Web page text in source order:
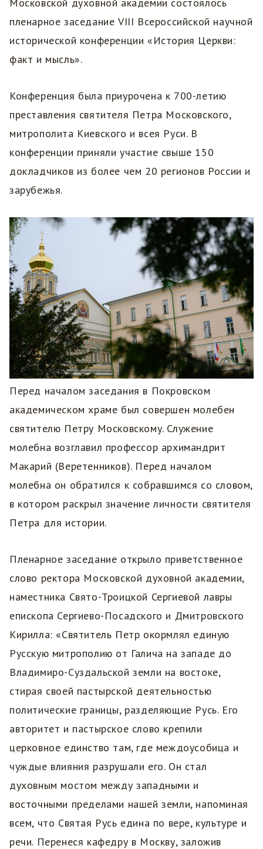
пленарное заседание VIII Всероссийской научной
исторической конференции «История Церкви:
факт и мысль».
Конференция была приурочена к 700-летию
преставления святителя Петра Московского,
митрополита Киевского и всея Руси. В
конференции приняли участие свыше 150
докладчиков из более чем 20 регионов России и
зарубежья.
Перед началом заседания в Покровском
академическом храме был совершен молебен
святителю Петру Московскому. Служение
молебна возглавил профессор архимандрит
Макарий (Веретенников). Перед началом
молебна он обратился к собравшимся со словом,
в котором раскрыл значение личности святителя
Петра для истории.
Пленарное заседание открыло приветственное
слово ректора Московской духовной академии,
наместника Свято-Троицкой Сергиевой лавры
епископа Сергиево-Посадского и Дмитровского
Кирилла: «Святитель Петр окормлял единую
Русскую митрополию от Галича на западе до
Владимиро-Суздальской земли на востоке,
стирая своей пастырской деятельностью
политические границы, разделяющие Русь. Его
авторитет и пастырское слово крепили
церковное единство там, где междоусобица и
чуждые влияния разрушали его. Он стал
духовным мостом между западными и
восточными пределами нашей земли, напоминая
всем, что Святая Русь едина по вере, культуре и
речи. Перенеся кафедру в Москву, заложив